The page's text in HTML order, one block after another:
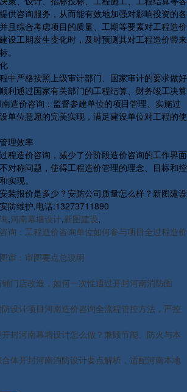
供咨询服务，从而能有效地加强对影响投资的各
且综合考虑项目的质量、工期等要素对工程造价
设工期发生变化时，及时预测其对工程造价带来
。
中严格按照上级审计部门、国家审计的要求做好
利通过国家有关部门的工程结算、财务竣工决算
造价咨询：监督参建单位的项目管理、实施过
单位意愿的完美实现，满足建设单位对工程的使
理效率
程造价咨询，减少了分阶段造价咨询的工作界面
对称问题，使得工程造价管理的理念、目标和控
实现。
装报价是多少？安防公司质量怎么样？新图建设
防维护,电话:13273711890
,河南幕墙设计,新图建设,
询：工程造价咨询单位如何参与项目全过程造价
审：审图要点总说明
门店改造，如何一次性通过开封河南消防图
设计项目河南造价咨询全流程管控方法，严控
封河南幕墙设计怎么做？兼顾节能、防火与本
体开封河南消防设计要点解析，适配河南本地